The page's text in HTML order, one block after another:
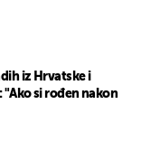
iz Hrvatske i
si rođen nakon